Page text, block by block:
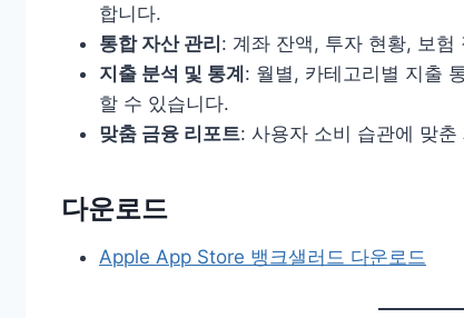
합니다.
통합 자산 관리: 계좌 잔액, 투자 현황, 보험
지출 분석 및 통계: 월별, 카테고리별 지출
할 수 있습니다.
맞춤 금융 리포트: 사용자 소비 습관에 맞
다운로드
Apple App Store 뱅크샐러드 다운로드